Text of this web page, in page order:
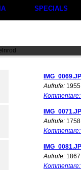
SPECIALS
Aufrufe: 1955
Kommentare:
Aufrufe: 1758
Kommentare:
Aufrufe: 1867
Kommentare: